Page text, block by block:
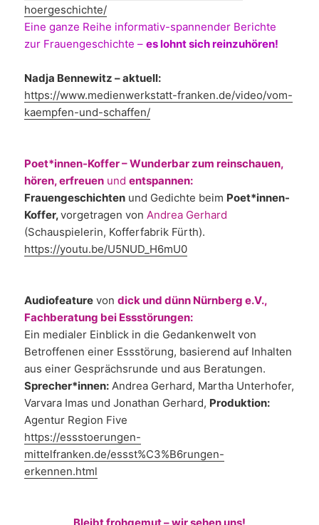
hoergeschichte/
Eine ganze Reihe informativ-spannender Berichte
zur Frauengeschichte –es lohnt sich reinzuhören!
Nadja Bennewitz – aktuell:
https://www.medienwerkstatt-franken.de/video/vom-
kaempfen-und-schaffen/
Poet*innen-Koffer – Wunderbar zum reinschauen,
hören, erfreuen undentspannen:
Frauengeschichten und Gedichte beim Poet*innen-
Koffer,vorgetragen von Andrea Gerhard
(Schauspielerin, Kofferfabrik Fürth).
https://youtu.be/U5NUD_H6mU0
Audiofeature vondick und dünn Nürnberg e.V.,
Fachberatung bei Essstörungen:
Ein medialer Einblick in die Gedankenwelt von
Betroffenen einer Essstörung, basierend auf Inhalten
aus einer Gesprächsrunde und aus Beratungen.
Sprecher*innen: Andrea Gerhard, Martha Unterhofer,
Varvara Imas und Jonathan Gerhard, Produktion:
Agentur Region Five
https://essstoerungen-
mittelfranken.de/essst%C3%B6rungen-
erkennen.html
Bleibt frohgemut – wir sehen uns!